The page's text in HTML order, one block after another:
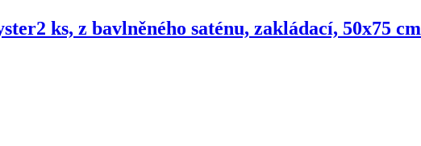
2 ks, z bavlněného saténu, zakládací, 50x75 cm